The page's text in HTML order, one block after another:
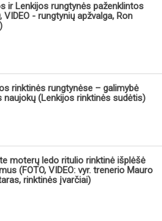
ir Lenkijos rungtynės paženklintos
- rungtynių apžvalga, Ron
rinktinės rungtynėse – galimybė
naujokų (Lenkijos rinktinės sudėtis)
moterų ledo ritulio rinktinė išplėšė
(FOTO, VIDEO: vyr. trenerio Mauro
rinktinės įvarčiai)